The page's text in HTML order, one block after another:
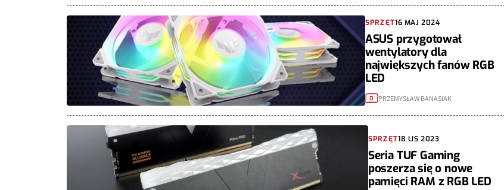
SPRZĘT16 MAJ 2024
ASUS przygotował
wentylatory dla
największych fanów RGB
LED
0 PRZEMYSŁAW BANASIAK
SPRZĘT18 LIS 2023
Seria TUF Gaming
poszerza się o nowe
pamięci RAM z RGB LED